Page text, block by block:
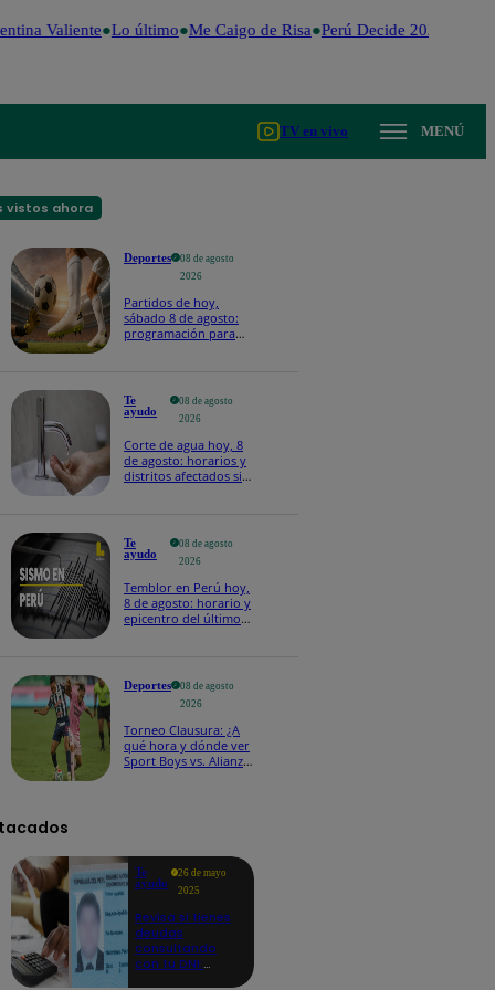
Valiente Lo último Me Caigo de Risa Perú Decide 2026
TV en vivo MENÚ
vistos ahora
Deportes
08 de agosto
2026
Partidos de hoy,
sábado 8 de agosto:
programación para
Te
ayudo
08 de agosto
2026
Corte de agua hoy, 8
de agosto: horarios y
distritos afectados sin
Te
ayudo
08 de agosto
2026
Temblor en Perú hoy,
8 de agosto: horario y
epicentro del último
Deportes
08 de agosto
2026
Torneo Clausura: ¿A
qué hora y dónde ver
Sport Boys vs. Alianza
Te
ayudo
26 de mayo
2025
Revisa si tienes
deudas
consultando
con tu DNI: